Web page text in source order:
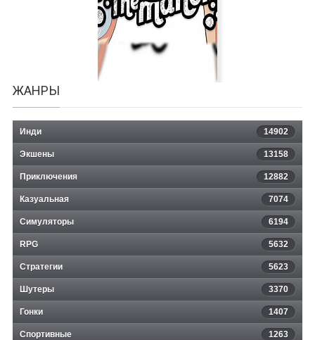
Calturin
BONES' TALES: THE MANOR
ЖАНРЫ
Инди 14902
Экшены 13158
Приключения 12882
Казуальная 7074
Симуляторы 6194
RPG 5632
Стратегии 5623
Шутеры 3370
Гонки 1407
Спортивные 1263